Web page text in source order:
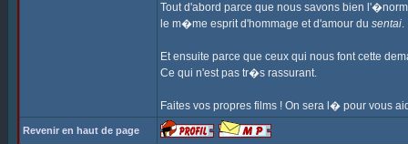
Tout d'abord parce que nous savons bien
le m�me esprit d'hommage et d'amour du sentai.
Et ensuite parce que ceux qui nous font cette
Ce qui n'est pas tr�s rassurant.
Faites vos propres films ! On sera l� pour vous
Revenir en haut de page